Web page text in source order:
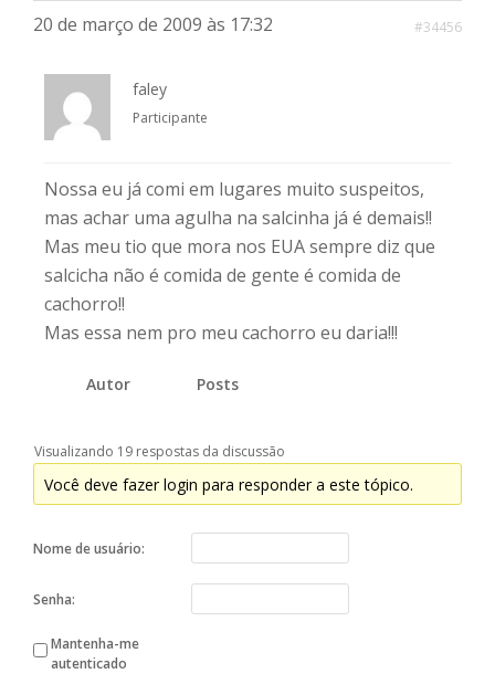
20 de março de 2009 às 17:32 #34456
faley
Participante
Nossa eu já comi em lugares muito suspeitos,
mas achar uma agulha na salcinha já é demais!!
Mas meu tio que mora nos EUA sempre diz que
salcicha não é comida de gente é comida de
cachorro!!
Mas essa nem pro meu cachorro eu daria!!!
Autor Posts
Visualizando 19 respostas da discussão
Você deve fazer login para responder a este tópico.
Nome de usuário:
Senha:
Mantenha-me
autenticado